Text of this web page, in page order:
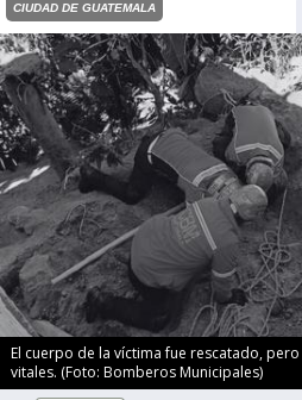
CIUDAD DE GUATEMALA
El cuerpo de la víctima fue rescatado,
vitales. (Foto: Bomberos Municipales)